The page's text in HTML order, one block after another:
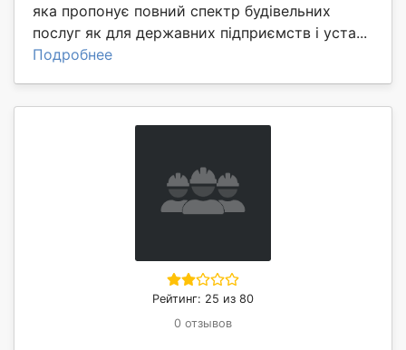
яка пропонує повний спектр будівельних
послуг як для державних підприємств і уста...
Подробнее
Рейтинг: 25 из 80
0 отзывов